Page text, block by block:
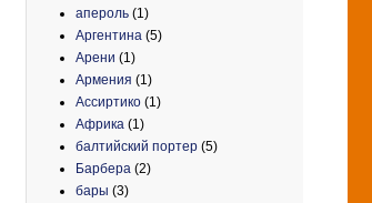
апероль (1)
Аргентина (5)
Арени (1)
Армения (1)
Ассиртико (1)
Африка (1)
балтийский портер (5)
Барбера (2)
бары (3)